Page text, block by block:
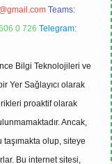
Teams:
0 726 Telegram:
Bilgi Teknolojileri ve
Yer Sağlayıcı olarak
proaktif olarak
Ancak,
olup, siteye
Bu internet sitesi,